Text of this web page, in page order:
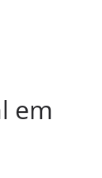
em